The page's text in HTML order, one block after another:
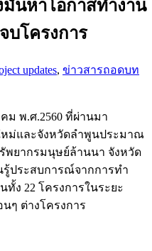
นหาโอกาสทำงาน
บโครงการ
updates, ข่าวสารถอดบท
ม พ.ศ.2560 ที่ผ่านมา
หม่และจังหวัดลำพูนประมาณ
พยากรมนุษย์ล้านนา จังหวัด
รู้ประสบการณ์จากการทำ
ง 22 โครงการในระยะ
ๆ ต่างโครงการ